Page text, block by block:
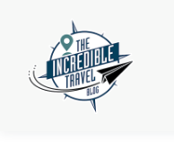
springen